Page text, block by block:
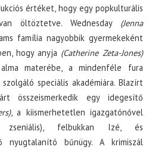
értéket, hogy egy popkulturális
öltöztetve. Wednesday (Jenna
família nagyobbik gyermekeként
hogy anyja (Catherine Zeta-Jones)
materébe, a mindenféle fura
speciális akadémiára. Blazírt
összeismerkedik egy idegesítő
, a kiismerhetetlen igazgatónővel
felbukkan Izé, és
nyugtalanító bűnügy. A krimiszál